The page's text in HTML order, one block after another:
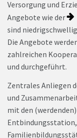
Versorgung und
Angebote wie der
sind
Die Angebote
zahlreichen
und durchgeführt.
Zentrales Anliegen
und
mit den